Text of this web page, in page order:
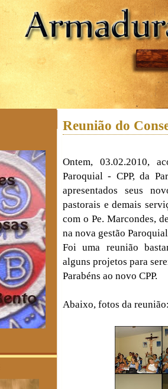
Reunião do
Ontem, 03.02.2010,
Paroquial - CPP, da
apresentados seus
pastorais e demais
com o Pe. Marcondes,
na nova gestão
Foi uma reunião
alguns projetos para
Parabéns ao novo CPP.
Abaixo, fotos da